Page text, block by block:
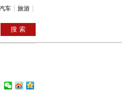
车 旅游